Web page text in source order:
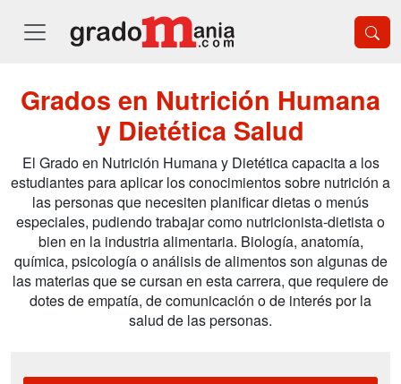
Grados en Nutrición Humana
y Dietética Salud
El Grado en Nutrición Humana y Dietética capacita a los
estudiantes para aplicar los conocimientos sobre nutrición a
las personas que necesiten planificar dietas o menús
especiales, pudiendo trabajar como nutricionista-dietista o
bien en la industria alimentaria. Biología, anatomía,
química, psicología o análisis de alimentos son algunas de
las materias que se cursan en esta carrera, que requiere de
dotes de empatía, de comunicación o de interés por la
salud de las personas.